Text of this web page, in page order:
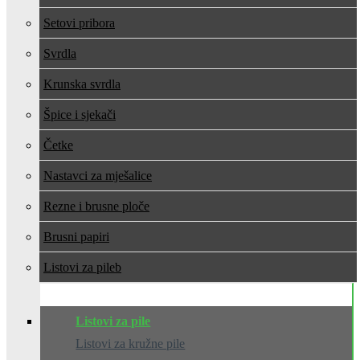
Setovi pribora
Svrdla
Krunska svrdla
Špice i sjekači
Četke
Nastavci za mješalice
Rezne i brusne ploče
Brusni papiri
Listovi za pile
Listovi za pile
Listovi za kružne pile